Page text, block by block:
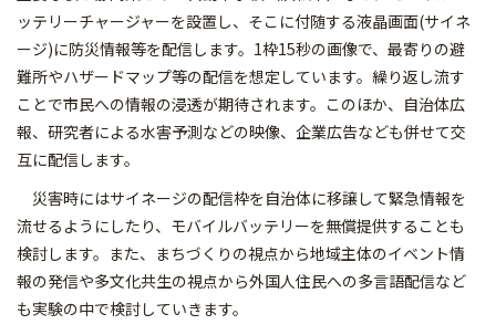
ッテリーチャージャーを設置し、そこに付随する液晶画面(サイネ
ージ)に防災情報等を配信します。1枠15秒の画像で、最寄りの避
難所やハザードマップ等の配信を想定しています。繰り返し流す
ことで市民への情報の浸透が期待されます。このほか、自治体広
報、研究者による水害予測などの映像、企業広告なども併せて交
互に配信します。
災害時にはサイネージの配信枠を自治体に移譲して緊急情報を
流せるようにしたり、モバイルバッテリーを無償提供することも
検討します。また、まちづくりの視点から地域主体のイベント情
報の発信や多文化共生の視点から外国人住民への多言語配信など
も実験の中で検討していきます。